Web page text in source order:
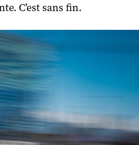
C’est sans fin.